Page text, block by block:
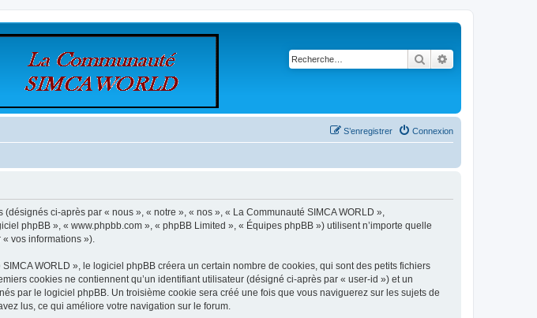
Rechercher
Connexion
S’enregistrer
ci-après par « nous », « notre », « nos », « La Communauté SIMCA WORLD »,
phpBB », « www.phpbb.com », « phpBB Limited », « Équipes phpBB ») utilisent n’importe quelle
vos informations »).
WORLD », le logiciel phpBB créera un certain nombre de cookies, qui sont des petits fichiers
cookies ne contiennent qu’un identifiant utilisateur (désigné ci-après par « user-id ») et un
par le logiciel phpBB. Un troisième cookie sera créé une fois que vous naviguerez sur les sujets de
lus, ce qui améliore votre navigation sur le forum.